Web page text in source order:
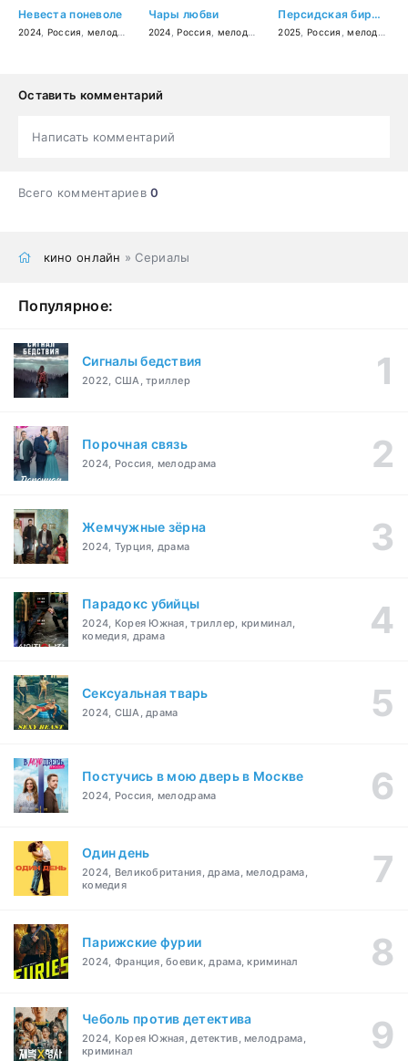
Невеста поневоле
2024 Россия мелодрама
Чары любви
2024 ,Россия мелодрама
Персидская бирюза
2025 Россия ,мелодрама
Оставить комментарий
Написать комментарий
Всего комментариев0
кино онлайн » Сериалы
Популярное:
Сигналы бедствия
2022, США, триллер
Порочная связь
2024, Россия, мелодрама
Жемчужные зёрна
2024, Турция, драма
Парадокс убийцы
2024, Корея Южная, триллер, криминал,
комедия, драма
Сексуальная тварь
2024, США, драма
Постучись в мою дверь в Москве
2024, Россия, мелодрама
Один день
2024, Великобритания, драма, мелодрама,
комедия
Парижские фурии
2024, Франция, боевик, драма, криминал
Чеболь против детектива
2024, Корея Южная, детектив, мелодрама,
криминал